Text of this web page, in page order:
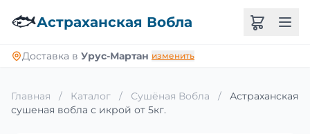
🐟Астраханская Вобла
Доставка в Урус-Мартан изменить
Главная / Каталог / Сушёная Вобла /
Астраханская
сушеная вобла с икрой от 5кг.